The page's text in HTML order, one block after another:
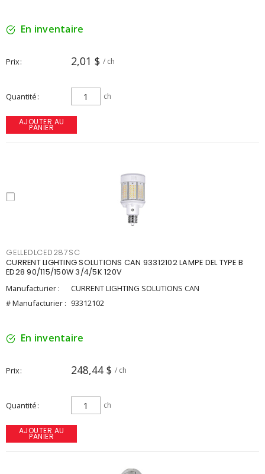
En inventaire
Prix 2,01 $ / ch
Quantité ch
AJOUTER AU
PANIER
GELLEDLCED287SC
CURRENT LIGHTING SOLUTIONS CAN 93312102 LAMPE DEL TYPE B
ED28 90/115/150W 3/4/5K 120V
Manufacturier :
CURRENT LIGHTING SOLUTIONS CAN
# Manufacturier : 93312102
En inventaire
Prix 248,44 $ / ch
Quantité ch
AJOUTER AU
PANIER